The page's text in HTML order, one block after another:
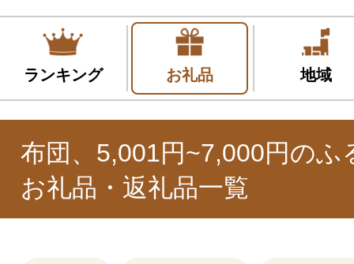
ランキング お礼品 地域
布団、5,001円~7,000円のふ
お礼品・返礼品一覧